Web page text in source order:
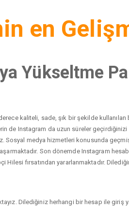
en
Yükseltme
kaliteli, sade, şık bir şekilde
de Instagram da uzun süreler
Sosyal medya hizmetleri konusunda
Son dönemde Instagram
fırsatından yararlanmaktadır.
Dilediğiniz herhangi bir hesap ile